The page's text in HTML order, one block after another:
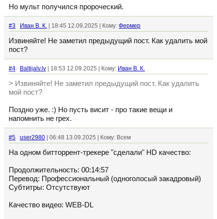
Но мульт получился пророческий.
#3 Иван В. К. | 18:45 12.09.2025 | Кому: Фермер
Извиняйте! Не заметил предыдущий пост. Как удалить мой
пост?
#4 Baltijalv.lv | 18:53 12.09.2025 | Кому: Иван В. К.
> Извиняйте! Не заметил предыдущий пост. Как удалить
мой пост?
Поздно уже. :) Но пусть висит - про такие вещи и
напомнить не грех.
#5 user2980 | 06:48 13.09.2025 | Кому: Всем
На одном битторрент-трекере "сделали" HD качество:
Продолжительность: 00:14:57
Перевод: Профессиональный (одноголосый закадровый)
Субтитры: Отсутствуют
Качество видео: WEB-DL